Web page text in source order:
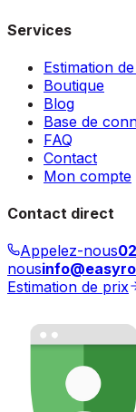
Services
Estimation
Boutique
Blog
Base de
FAQ
Contact
Mon compte
Contact direct
Appelez-nous
nous
Estimation de prix